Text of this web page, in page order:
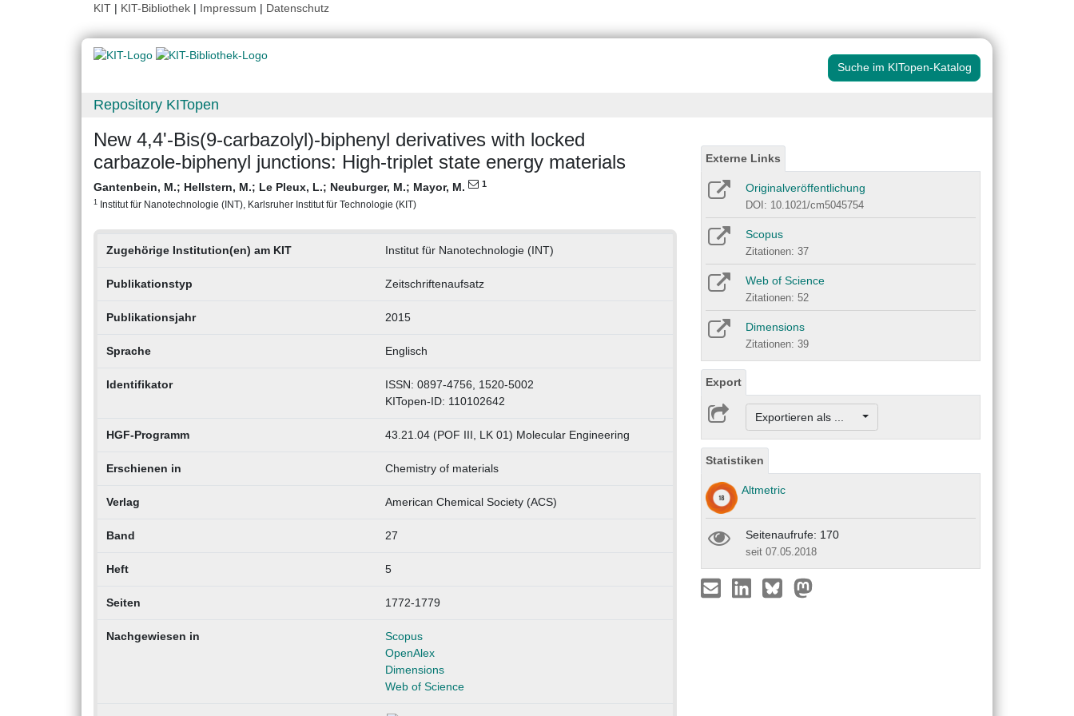
KIT | KIT-Bibliothek | Impressum | Datenschutz
Suche im KITopen-Katalog
Repository KITopen
New 4,4'-Bis(9-carbazolyl)-biphenyl derivatives with locked
carbazole-biphenyl junctions: High-triplet state energy materials
Gantenbein, M.; Hellstern, M.; Le Pleux, L.; Neuburger, M.; Mayor, M. 1
1 Institut für Nanotechnologie (INT), Karlsruher Institut für Technologie (KIT)
Zugehörige Institution(en) am KIT Institut für Nanotechnologie (INT)
Publikationstyp Zeitschriftenaufsatz
Publikationsjahr 2015
Sprache Englisch
Identifikator
ISSN: 0897-4756, 1520-5002
KITopen-ID: 110102642
HGF-Programm 43.21.04 (POF III, LK 01) Molecular Engineering
Erschienen in Chemistry of materials
Verlag American Chemical Society (ACS)
Band 27
Heft 5
Seiten 1772-1779
Nachgewiesen in
Scopus
OpenAlex
Dimensions
Web of Science
Externe Links
Originalveröffentlichung
DOI: 10.1021/cm5045754
Scopus
Zitationen: 37
Web of Science
Zitationen: 52
Dimensions
Zitationen: 39
Export
Exportieren als ...
Statistiken
Altmetric
Seitenaufrufe: 170
seit 07.05.2018